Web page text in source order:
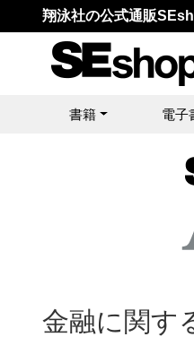
翔泳社の公式通販
書籍 電子
金融に関す